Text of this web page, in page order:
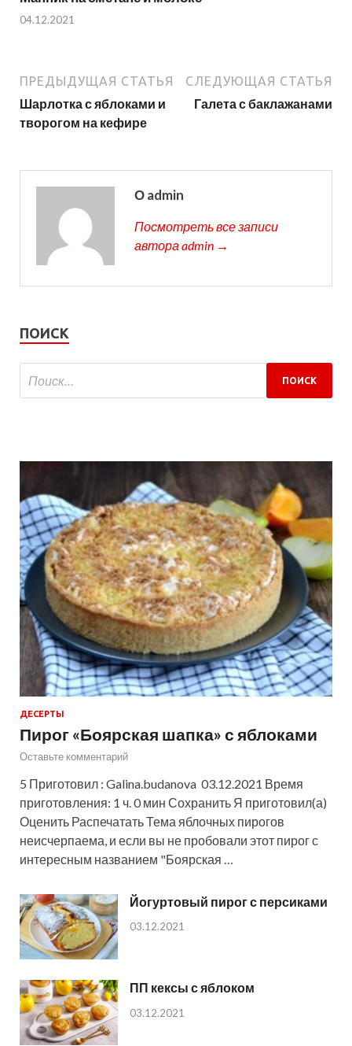
04.12.2021
ПРЕДЫДУЩАЯ СТАТЬЯ
Шарлотка с яблоками и
творогом на кефире
СЛЕДУЮЩАЯ СТАТЬЯ
Галета с баклажанами
О admin
Посмотреть все записи
автора admin →
ПОИСК
ДЕСЕРТЫ
Пирог «Боярская шапка» с яблоками
Оставьте комментарий
5 Приготовил : Galina.budanova 03.12.2021 Время
приготовления: 1 ч. 0 мин Сохранить Я приготовил(а)
Оценить Распечатать Тема яблочных пирогов
неисчерпаема, и если вы не пробовали этот пирог с
интересным названием "Боярская …
Йогуртовый пирог с персиками
03.12.2021
ПП кексы с яблоком
03.12.2021